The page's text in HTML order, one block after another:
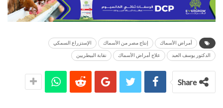
أمراض الأسماك إنتاج مصر من الأسماك الإستزراع السمكي
الدكتور يوسف العبد علاج أمراض الأسماك نقابة البيطريين
Share